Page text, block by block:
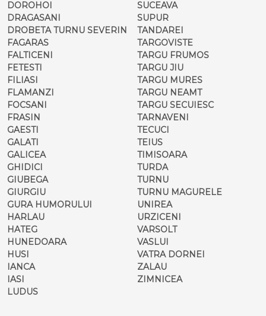
DOROHOI
DRAGASANI
DROBETA TURNU SEVERIN
FAGARAS
FALTICENI
FETESTI
FILIASI
FLAMANZI
FOCSANI
FRASIN
GAESTI
GALATI
GALICEA
GHIDICI
GIUBEGA
GIURGIU
GURA HUMORULUI
HARLAU
HATEG
HUNEDOARA
HUSI
IANCA
IASI
LUDUS
SUCEAVA
SUPUR
TANDAREI
TARGOVISTE
TARGU FRUMOS
TARGU JIU
TARGU MURES
TARGU NEAMT
TARGU SECUIESC
TARNAVENI
TECUCI
TEIUS
TIMISOARA
TURDA
TURNU
TURNU MAGURELE
UNIREA
URZICENI
VARSOLT
VASLUI
VATRA DORNEI
ZALAU
ZIMNICEA